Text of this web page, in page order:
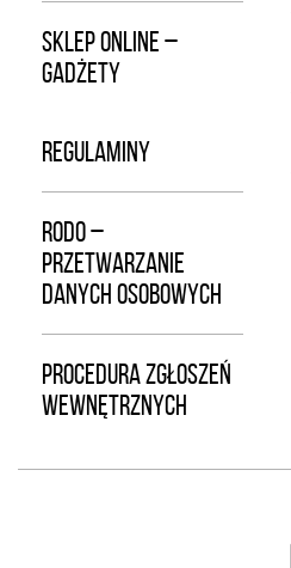
SKLEP ONLINE –
GADŻETY
REGULAMINY
RODO –
PRZETWARZANIE
DANYCH OSOBOWYCH
PROCEDURA ZGŁOSZEŃ
WEWNĘTRZNYCH